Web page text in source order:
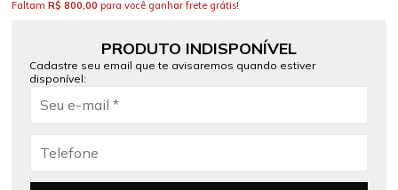
FaltamR$ 800,00 para você ganhar frete grátis!
PRODUTO INDISPONÍVEL
Cadastre seu email que te avisaremos quando estiver
disponível: